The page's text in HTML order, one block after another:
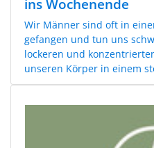
ins Wochenende
Wir Männer sind oft in
gefangen und tun uns
lockeren und
unseren Körper in einem